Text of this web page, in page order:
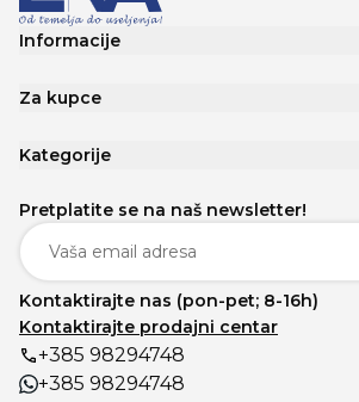
Informacije
Za kupce
Kategorije
Pretplatite se na naš newsletter!
Kontaktirajte nas (pon-pet; 8-16h)
Kontaktirajte prodajni centar
+385 98294748
+385 98294748